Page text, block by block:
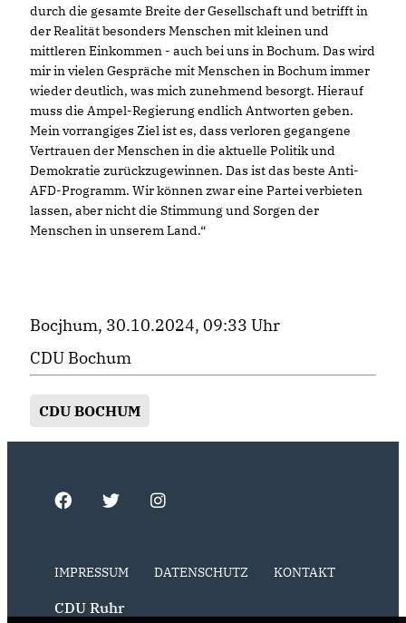
durch die gesamte Breite der Gesellschaft und betrifft in
der Realität besonders Menschen mit kleinen und
mittleren Einkommen - auch bei uns in Bochum. Das wird
mir in vielen Gespräche mit Menschen in Bochum immer
wieder deutlich, was mich zunehmend besorgt. Hierauf
muss die Ampel-Regierung endlich Antworten geben.
Mein vorrangiges Ziel ist es, dass verloren gegangene
Vertrauen der Menschen in die aktuelle Politik und
Demokratie zurückzugewinnen. Das ist das beste Anti-
AFD-Programm. Wir können zwar eine Partei verbieten
lassen, aber nicht die Stimmung und Sorgen der
Menschen in unserem Land.“
Bocjhum, 30.10.2024, 09:33 Uhr
CDU Bochum
CDU BOCHUM
IMPRESSUM DATENSCHUTZ KONTAKT
CDU Ruhr